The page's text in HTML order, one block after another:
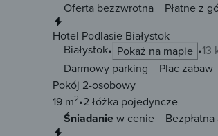
Oferta bezzwrotna
Płatne z
Hotel Podlasie Białystok
Białystok
Pokaż na mapie 13
Darmowy parking Plac zabaw
Pokój 2-osobowy
19 m2 2 łóżka pojedyncze
Śniadaniew cenie